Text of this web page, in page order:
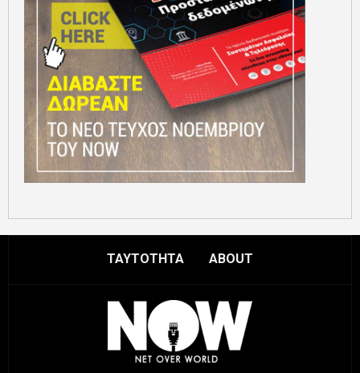
ΤΑΥΤΟΤΗΤΑ ABOUT